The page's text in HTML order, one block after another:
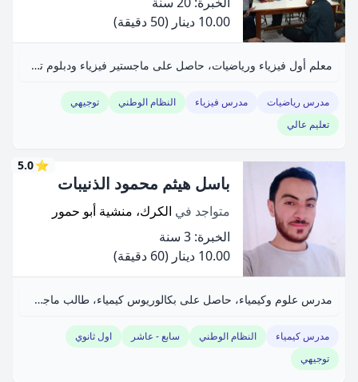
10.00 دينار
(50 دقيقة)
معلم أول فيزياء ورياضيات، حاصل على ماجستير فيزياء ودبلوم تربية تكنولوجيا المعلومات.
مدرس رياضيات مدرس فيزياء النظام الوطني
توجيهي
تعليم عالي
⭐
5.0
باسل هيثم محمود الذنيبات
متواجد في الكرك، منشية أبو حمور
الخبرة: 3 سنة
10.00 دينار
(60 دقيقة)
مدرس علوم وكيمياء، حاصل على بكالوريوس كيمياء، طالب ماجستير، خبرة ثلاث سنوات.
مدرس كيمياء النظام الوطني سابع - عاشر
اول ثانوي
توجيهي